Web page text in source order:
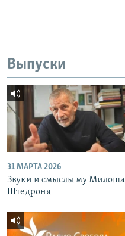
Выпуски
31 МАРТА 2026
Звуки и смыслы му Милоша
Штедроня